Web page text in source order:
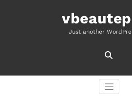
Just another